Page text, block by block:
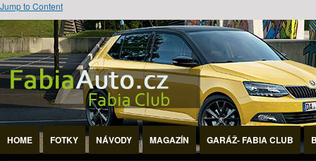
Jump to Content
HOME FOTKY NÁVODY MAGAZÍN GARÁŽ- FABIA CLUB